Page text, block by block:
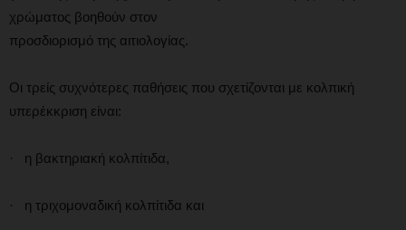
χρώματος βοηθούν στον
προσδιορισμό της αιτιολογίας.
Οι τρείς συχνότερες παθήσεις που σχετίζονται με κολπική
υπερέκκριση είναι:
· η βακτηριακή κολπίτιδα,
· η τριχομοναδική κολπίτιδα και